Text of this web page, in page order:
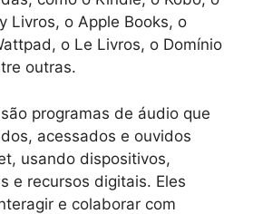
Livros, o Apple Books, o
o Le Livros, o Domínio
outras.
programas de áudio que
acessados e ouvidos
usando dispositivos,
e recursos digitais. Eles
e colaborar com